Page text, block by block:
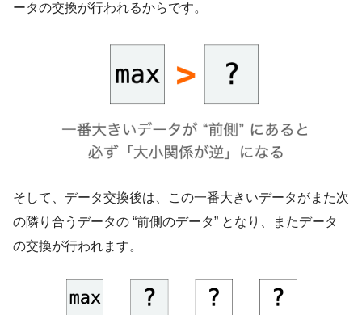
ータの交換が行われるからです。
そして、データ交換後は、この一番大きいデータがまた次
の隣り合うデータの “前側のデータ” となり、またデータ
の交換が行われます。